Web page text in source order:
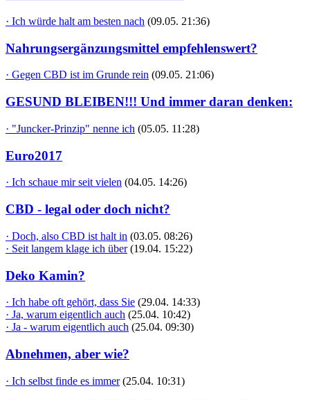
· Ich würde halt am besten nach (09.05. 21:36)
Nahrungsergänzungsmittel empfehlenswert?
· Gegen CBD ist im Grunde rein (09.05. 21:06)
GESUND BLEIBEN!!! Und immer daran denken:
· "Juncker-Prinzip" nenne ich (05.05. 11:28)
Euro2017
· Ich schaue mir seit vielen (04.05. 14:26)
CBD - legal oder doch nicht?
· Doch, also CBD ist halt in (03.05. 08:26)
· Seit langem klage ich über (19.04. 15:22)
Deko Kamin?
· Ich habe oft gehört, dass Sie (29.04. 14:33)
· Ja, warum eigentlich auch (25.04. 10:42)
· Ja - warum eigentlich auch (25.04. 09:30)
Abnehmen, aber wie?
· Ich selbst finde es immer (25.04. 10:31)